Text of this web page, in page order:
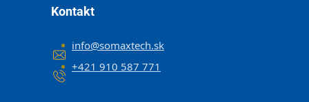
Kontakt
info@somaxtech.sk
+421 910 587 771